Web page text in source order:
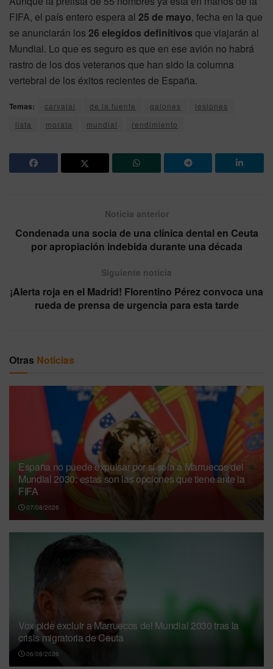
FIFA, el país entero espera al 25 de mayo, fecha en la que
se anunciarán los 26 elegidos definitivos que viajarán al
Mundial. Lo que es seguro es que en ese avión no habrá
rastro de los dos veteranos que han sido la columna
vertebral de los éxitos recientes de España.
Temas: carvajal de la fuente galones
lesiones
lista
morata mundial rendimiento
Noticia anterior
Condenada una socia de una clínica dental en Ceuta
por apropiación indebida durante una década
Siguiente noticia
¡Alerta roja en el Madrid! Florentino Pérez convoca una
rueda de prensa de urgencia para esta tarde
Otras Noticias
España no puede expulsar por sí sola a Marruecos del
Mundial 2030: estas son las opciones que tiene ante la
FIFA
07/08/2026
Vox pide excluir a Marruecos del Mundial 2030 tras la
crisis migratoria de Ceuta
06/08/2026